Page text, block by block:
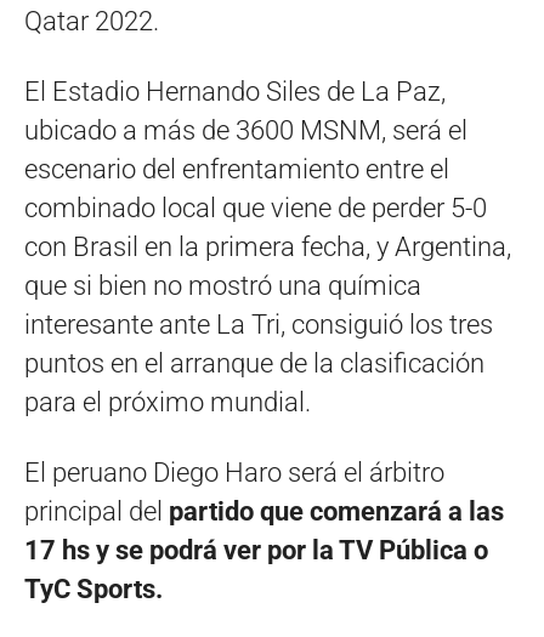
Qatar 2022.
El Estadio Hernando Siles de La Paz,
ubicado a más de 3600 MSNM, será el
escenario del enfrentamiento entre el
combinado local que viene de perder 5-0
con Brasil en la primera fecha, y Argentina,
que si bien no mostró una química
interesante ante La Tri, consiguió los tres
puntos en el arranque de la clasificación
para el próximo mundial.
El peruano Diego Haro será el árbitro
principal del partido que comenzará a las
17 hs y se podrá ver por la TV Pública o
TyC Sports.